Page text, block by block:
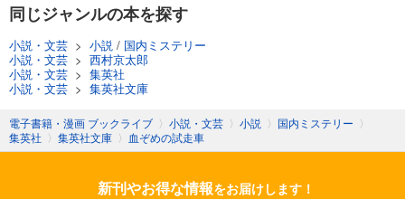
同じジャンルの本を探す
小説・文芸 > 小説 / 国内ミステリー
小説・文芸 > 西村京太郎
小説・文芸 > 集英社
小説・文芸 > 集英社文庫
電子書籍・漫画 ブックライブ 〉 小説・文芸 〉 小説 〉 国内ミステリー 〉
集英社 〉 集英社文庫 〉 血ぞめの試走車
新刊やお得な情報をお届けします！